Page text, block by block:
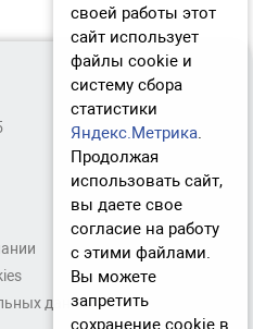
данных
своей работы этот
сайт использует
файлы cookie и
систему сбора
статистики
Яндекс.Метрика.
Продолжая
использовать сайт,
вы даете свое
согласие на работу
с этими файлами.
Вы можете
запретить
сохранение cookie в